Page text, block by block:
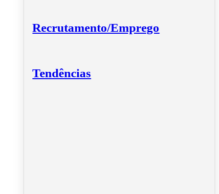
Recrutamento/Emprego
Tendências